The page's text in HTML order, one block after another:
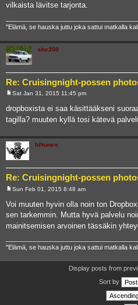
vilkaista lävitse tarjonta.
"Elämä, se hauska juttu joka sattui matkalla
sbc350
Re: Cruisingnight-possen
o
s
t
Sat Jan 31, 2015 11:45 pm
dropboxista ei saa käsittääkseni
tagilla? muuten kyllä tosi kätevä
hiltunen
Re: Cruisingnight-possen
o
s
t
Sun Feb 01, 2015 8:48 am
Voi muuten hyvin olla noin ton
sen tarkemmin. Mutta hyvä palvelu
mainitsemisen arvoinen tässäkin
"Elämä, se hauska juttu joka sattui matkalla
Display posts from
Sort by